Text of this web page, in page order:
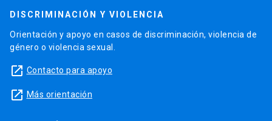
DISCRIMINACIÓN Y VIOLENCIA
Orientación y apoyo en casos de discriminación, violencia de
género o violencia sexual.
launch Contacto para apoyo
launch Más orientación